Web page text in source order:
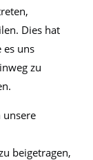
Dies hat
es uns
zu
unsere
beigetragen,